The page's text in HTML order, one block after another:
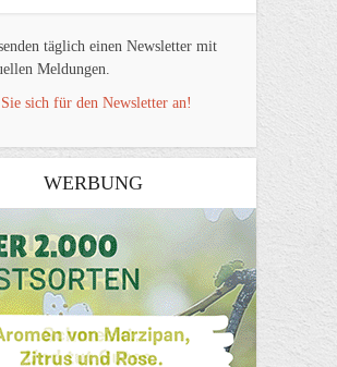
täglich einen Newsletter mit
Meldungen.
sich für den Newsletter an!
WERBUNG